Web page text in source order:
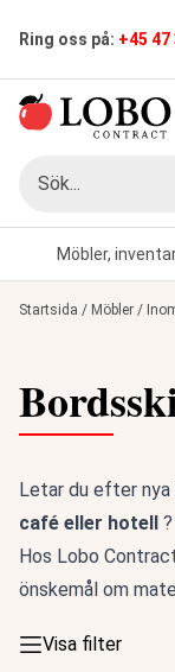
Ring oss på: +45 47
Möbler,
Startsida / Möbler /
Letar du efter nya
café eller hotell
Hos Lobo
önskemål om
Visa filter